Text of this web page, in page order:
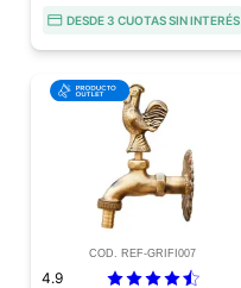
DESDE 3 CUOTAS SIN INTERÉS
COD. REF-GRIFI007
4.9